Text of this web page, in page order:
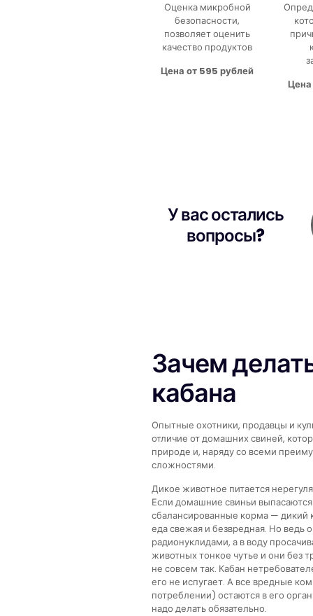
Оценка микробной
безопасности,
позволяет оценить
качество продуктов
Цена от 595 рублей
Цена
У вас остались
вопросы?
Зачем
кабана
Опытные охотники, продавцы и
отличие от домашних свиней,
природе и, наряду со всеми
сложностями.
Дикое животное питается
Если домашние свиньи
сбалансированные корма — дикий
еда свежая и безвредная. Но ведь
радионуклидами, а в воду
животных тонкое чутье и они без
не совсем так. Кабан
его не испугает. А все вредные
потреблении) остаются в его
надо делать обязательно.